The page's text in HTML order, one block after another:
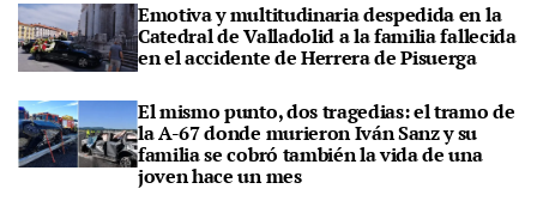
Emotiva y multitudinaria despedida en la
Catedral de Valladolid a la familia fallecida
en el accidente de Herrera de Pisuerga
El mismo punto, dos tragedias: el tramo de
la A-67 donde murieron Iván Sanz y su
familia se cobró también la vida de una
joven hace un mes